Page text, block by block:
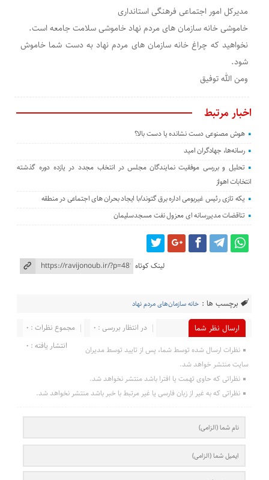
مدیرکل امور اجتماعی فرهنگی استانداری
خاموشی خانه سازمان های مردم نهاد خاموشی سلامت جامعه است.
نخواهید که چراغ خانه سازمان های مردم نهاد به دست شما خاموش
شود.
ومن الله توفیق
اخبار مرتبط
هوش مصنوعی دست نشانده یا دست بالا؟
رسانه‌ها، جهادگران امید
تحلیل و بررسی موفقیت نمایندگان مجلس در انتخاب مجدد در یازده دوره گذشته
انتخابات اهواز
یکه تازی رئیس غیربومی اداره برق گتوند/با ایجاد بحران های اجتماعی در منطقه
تناقضات مدیررسانه ای معزول نفت مسجدسلیمان
لینک کوتاه
برچسب ها : خانه سازمان‌های مردم نهاد
ارسال نظر شما مجموع نظرات : 0
در انتظار بررسی : 0
انتشار یافته : 0
نظرات ارسال شده توسط شما، پس از تایید توسط مدیران
سایت منتشر خواهد شد.
نظراتی که حاوی تهمت یا افترا باشد منتشر نخواهد شد.
نظراتی که به غیر از زبان فارسی یا غیر مرتبط با خبر باشد منتشر نخواهد شد.